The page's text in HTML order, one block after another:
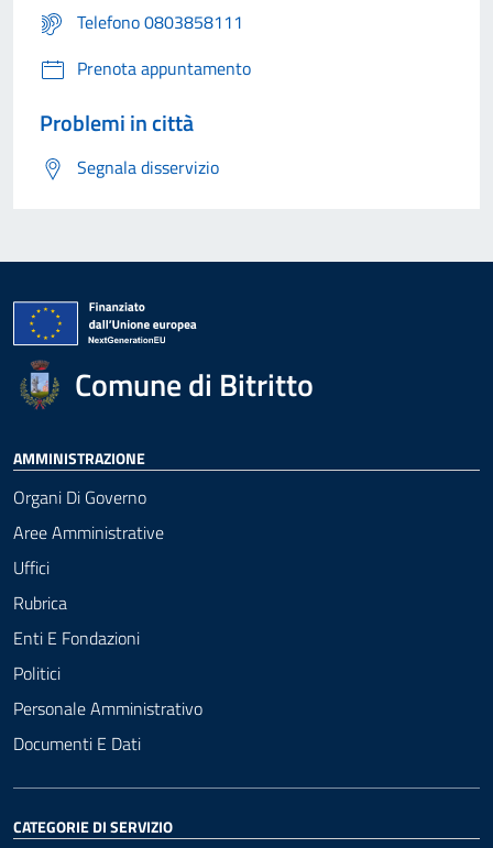
Telefono 0803858111
Prenota appuntamento
Problemi in città
Segnala disservizio
Comune di Bitritto
AMMINISTRAZIONE
Organi Di Governo
Aree Amministrative
Uffici
Rubrica
Enti E Fondazioni
Politici
Personale Amministrativo
Documenti E Dati
CATEGORIE DI SERVIZIO